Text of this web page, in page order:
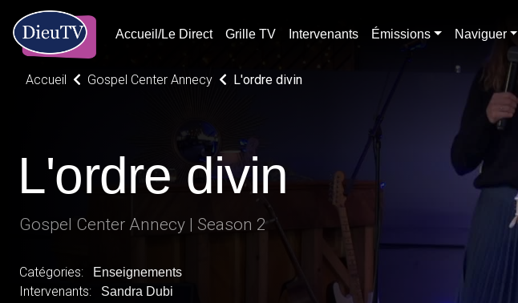
Accueil/Le Direct Grille TV Intervenants Émissions Naviguer
Accueil Gospel Center Annecy L'ordre divin
L'ordre divin
Gospel Center Annecy | Season 2
Catégories: Enseignements
Intervenants: Sandra Dubi